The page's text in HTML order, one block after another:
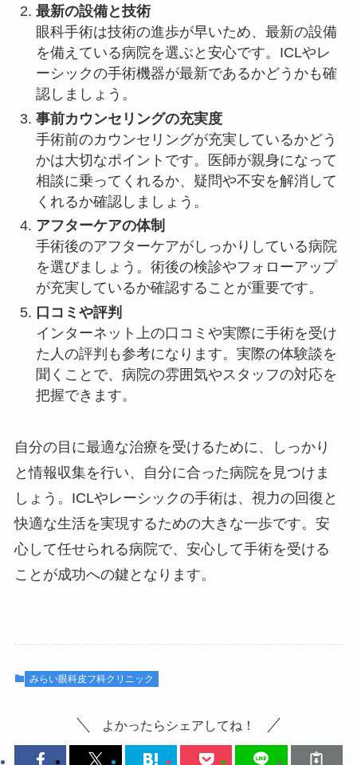
最新の設備と技術
眼科手術は技術の進歩が早いため、最新の設備
を備えている病院を選ぶと安心です。ICLやレ
ーシックの手術機器が最新であるかどうかも確
認しましょう。
事前カウンセリングの充実度
手術前のカウンセリングが充実しているかどう
かは大切なポイントです。医師が親身になって
相談に乗ってくれるか、疑問や不安を解消して
くれるか確認しましょう。
アフターケアの体制
手術後のアフターケアがしっかりしている病院
を選びましょう。術後の検診やフォローアップ
が充実しているか確認することが重要です。
口コミや評判
インターネット上の口コミや実際に手術を受け
た人の評判も参考になります。実際の体験談を
聞くことで、病院の雰囲気やスタッフの対応を
把握できます。
自分の目に最適な治療を受けるために、しっかり
と情報収集を行い、自分に合った病院を見つけま
しょう。ICLやレーシックの手術は、視力の回復と
快適な生活を実現するための大きな一歩です。安
心して任せられる病院で、安心して手術を受ける
ことが成功への鍵となります。
みらい眼科皮フ科クリニック
よかったらシェアしてね！